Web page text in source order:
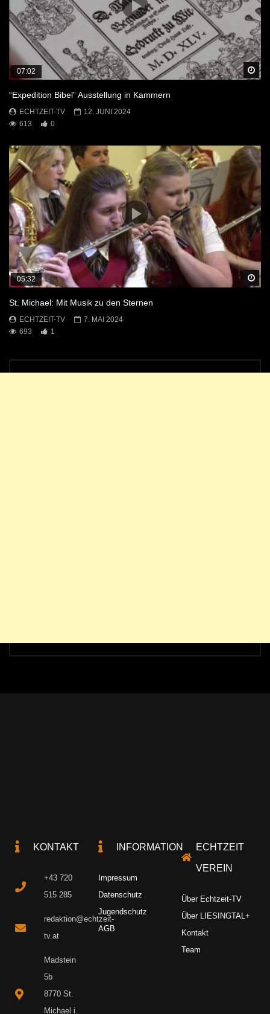
07:02
“Expedition Bibel” Ausstellung in Kammern
ECHTZEIT-TV
12. JUNI 2024
613
0
05:32
St. Michael: Mit Musik zu den Sternen
ECHTZEIT-TV
7. MAI 2024
693
1
KONTAKT
+43 720
515 285
redaktion@echtzeit-
tv.at
Madstein
5b
8770 St.
Michael i.
INFORMATION
Impressum
Datenschutz
Jugendschutz
AGB
ECHTZEIT
VEREIN
Über Echtzeit-TV
Über LIESINGTAL+
Kontakt
Team